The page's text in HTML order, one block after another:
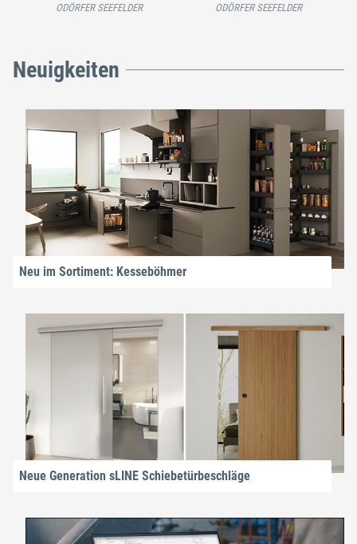
ODÖRFER SEEFELDER
ODÖRFER SEEFELDER
Neuigkeiten
Neu im Sortiment: Kesseböhmer
Neue Generation sLINE Schiebetürbeschläge